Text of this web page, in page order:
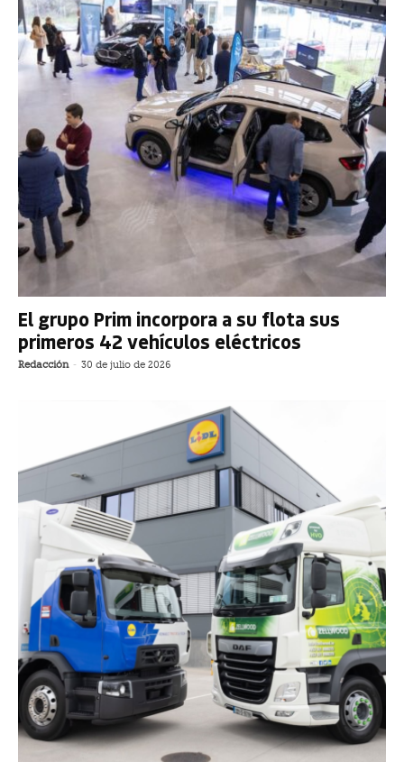
El grupo Prim incorpora a su flota sus
primeros 42 vehículos eléctricos
Redacción - 30 de julio de 2026